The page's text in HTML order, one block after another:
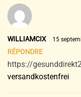
WILLIAMCIX 15
RÉPONDRE
https://
versandkostenfrei